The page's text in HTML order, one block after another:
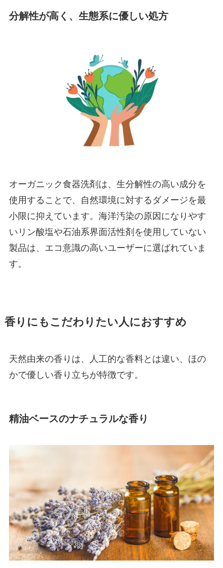
分解性が高く、生態系に優しい処方
オーガニック食器洗剤は、生分解性の高い成分を
使用することで、自然環境に対するダメージを最
小限に抑えています。海洋汚染の原因になりやす
いリン酸塩や石油系界面活性剤を使用していない
製品は、エコ意識の高いユーザーに選ばれていま
す。
香りにもこだわりたい人におすすめ
天然由来の香りは、人工的な香料とは違い、ほの
かで優しい香り立ちが特徴です。
精油ベースのナチュラルな香り